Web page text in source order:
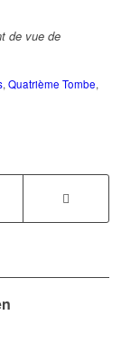
de vue de
, Quatrième Tombe,